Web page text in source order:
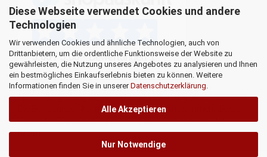
Diese Webseite verwendet Cookies und andere
Technologien
Wir verwenden Cookies und ähnliche Technologien, auch von
Drittanbietern, um die ordentliche Funktionsweise der Website zu
gewährleisten, die Nutzung unseres Angebotes zu analysieren und Ihnen
ein bestmögliches Einkaufserlebnis bieten zu können. Weitere
Informationen finden Sie in unsererDatenschutzerklärung
Alle Akzeptieren
Nur Notwendige
* Eine Überprüfung der Bewertungen durch uns findet nicht statt.
Die Bewertungen könnten von Verbrauchern stammen, die die
Ware oder Dienstleistung gar nicht erworben oder genutzt
haben.